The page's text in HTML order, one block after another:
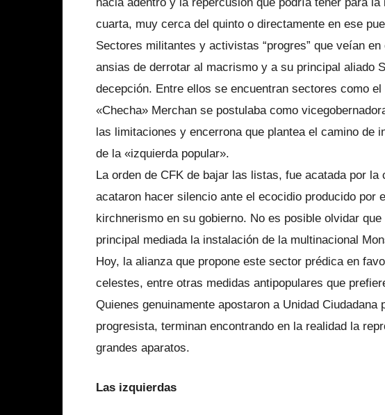
cuarta, muy cerca del quinto o directamente en ese
Sectores militantes y activistas “progres” que veían
ansias de derrotar al macrismo y a su principal aliado
decepción. Entre ellos se encuentran sectores como
«Checha» Merchan se postulaba como
las limitaciones y encerrona que plantea el camino de
de la «izquierda popular».
La orden de CFK de bajar las listas, fue acatada por la
acataron hacer silencio ante el ecocidio producido por
kirchnerismo en su gobierno. No es posible olvidar
principal mediada la instalación de la multinacional
Hoy, la alianza que propone este sector prédica en
celestes, entre otras medidas antipopulares que
Quienes genuinamente apostaron a Unidad Ciudadana
progresista, terminan encontrando en la realidad la
grandes aparatos.
Las izquierdas